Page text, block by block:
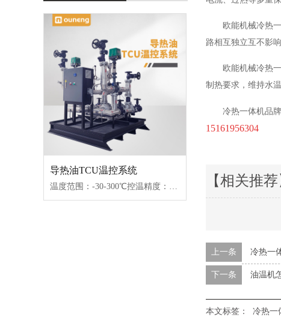
欧能机械冷热
路相互独立互不影
欧能机械冷热
制热要求，维持水
冷热一体机品
15161956304
【相关推荐
上一条 冷热一
下一条 油温机
本文标签： 冷热一
导热油TCU温控系统